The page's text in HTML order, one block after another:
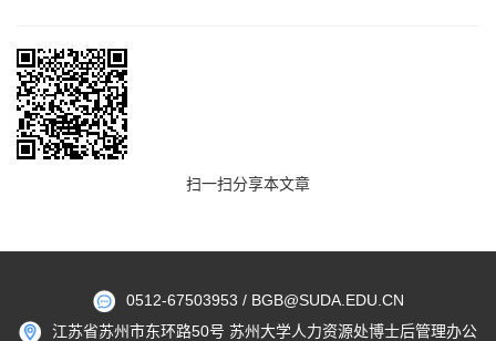
扫一扫分享本文章
0512-67503953 / BGB@SUDA.EDU.CN
江苏省苏州市东环路50号 苏州大学人力资源处博士后管理办公